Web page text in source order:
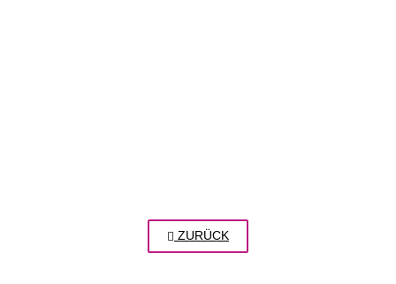
ZURÜCK